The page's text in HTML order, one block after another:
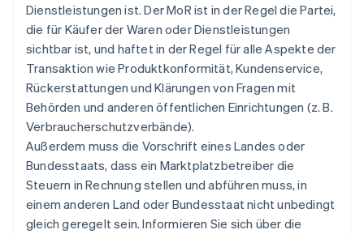
Dienstleistungen ist. Der MoR ist in der Regel die Partei,
die für Käufer der Waren oder Dienstleistungen
sichtbar ist, und haftet in der Regel für alle Aspekte der
Transaktion wie Produktkonformität, Kundenservice,
Rückerstattungen und Klärungen von Fragen mit
Behörden und anderen öffentlichen Einrichtungen (z. B.
Verbraucherschutzverbände).
Außerdem muss die Vorschrift eines Landes oder
Bundesstaats, dass ein Marktplatzbetreiber die
Steuern in Rechnung stellen und abführen muss, in
einem anderen Land oder Bundesstaat nicht unbedingt
gleich geregelt sein. Informieren Sie sich über die